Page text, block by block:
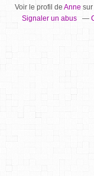
Voir le profil de Annesur
Signaler un abus